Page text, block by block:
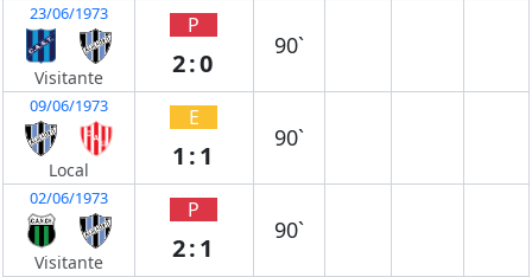
23/06/1973
Visitante
P
2:0
90`
09/06/1973
Local
E
1:1
90`
02/06/1973
Visitante
P
2:1
90`